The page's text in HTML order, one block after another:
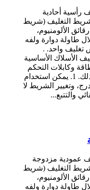
رأسية أحادية
شريط التغليف (شريط
الألومنيوم،
طاولة دوارة ولفه
تغليف واحد. .
الأسلاك الأساسية
وكابلات التحكم
والكابلات الضوئية وما إلى ذلك. 1. يمكن استخدام
وتغيير الشريط لا
عمودية مزدوجة
شريط التغليف (شريط
الألومنيوم،
طاولة دوارة ولفه